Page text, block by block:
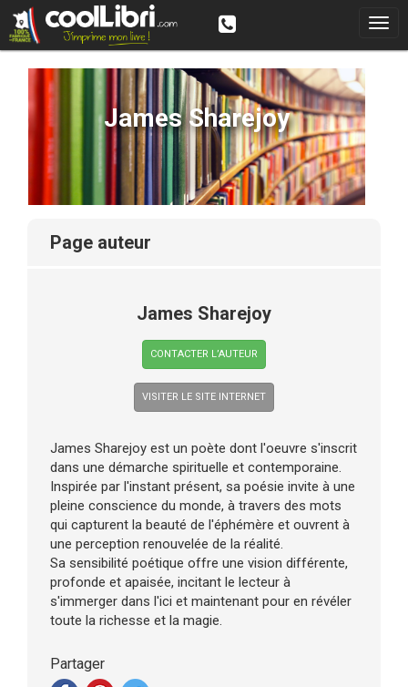
James Sharejoy
page auteur
James Sharejoy
CONTACTER L’AUTEUR
VISITER LE SITE INTERNET
James Sharejoy est un poète dont l'oeuvre s'inscrit
dans une démarche spirituelle et contemporaine.
Inspirée par l'instant présent, sa poésie invite à une
pleine conscience du monde, à travers des mots
qui capturent la beauté de l'éphémère et ouvrent à
une perception renouvelée de la réalité.
Sa sensibilité poétique offre une vision différente,
profonde et apaisée, incitant le lecteur à
s'immerger dans l'ici et maintenant pour en révéler
toute la richesse et la magie.
Partager